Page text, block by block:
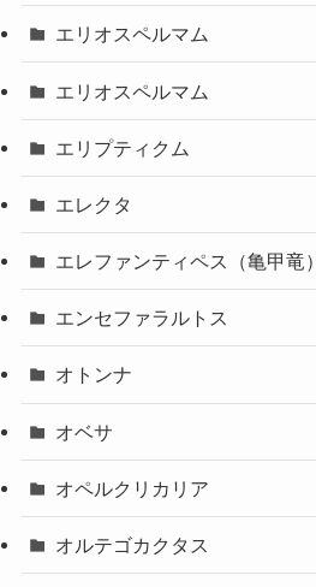
エリオスペルマム
エリオスペルマム
エリプティクム
エレクタ
エレファンティペス（亀甲竜）
エンセファラルトス
オトンナ
オベサ
オペルクリカリア
オルテゴカクタス